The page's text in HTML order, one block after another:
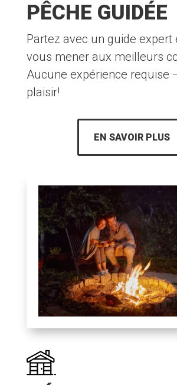
PÊCHE GUIDÉE
Partez avec un guide expert
vous mener aux meilleurs
Aucune expérience requise
plaisir!
EN SAVOIR PLUS